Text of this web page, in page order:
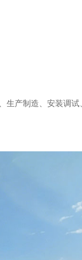
产制造、安装调